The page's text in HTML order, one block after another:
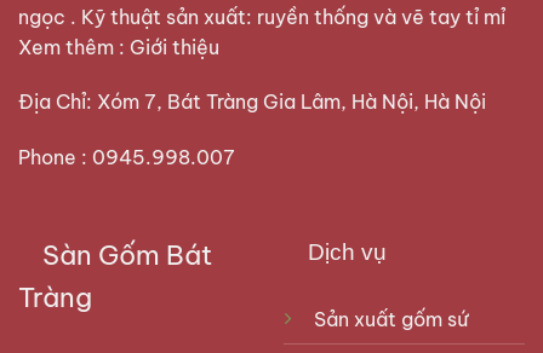
ngọc . Kỹ thuật sản xuất: ruyền thống và vẽ tay tỉ mỉ
Xem thêm : Giới thiệu
Địa Chỉ: Xóm 7, Bát Tràng Gia Lâm, Hà Nội, Hà Nội
Phone : 0945.998.007
Sàn Gốm Bát
Tràng
Dịch vụ
Sản xuất gốm sứ